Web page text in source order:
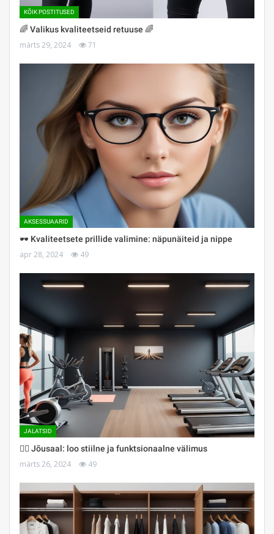
KÕIK POSTITUSED
🌈 Valikus kvaliteetseid retuuse 🌈
märts 29, 2024 71
AKSESSUAARID
🕶 Kvaliteetsete prillide valimine: näpunäiteid ja nippe
apr 28, 2024 49
JALATSID
🏋️‍♀️ Jõusaal: loo stiilne ja funktsionaalne välimus
märts 26, 2024 49